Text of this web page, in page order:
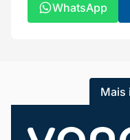
WhatsApp
Mais